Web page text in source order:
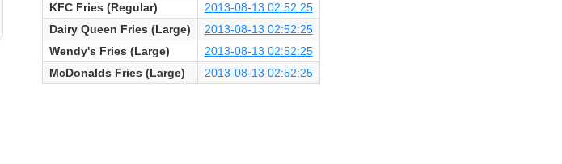
KFC Fries (Regular)
2013-08-13 02:52:25
Dairy Queen Fries (Large)
2013-08-13 02:52:25
Wendy's Fries (Large)
2013-08-13 02:52:25
McDonalds Fries (Large)
2013-08-13 02:52:25